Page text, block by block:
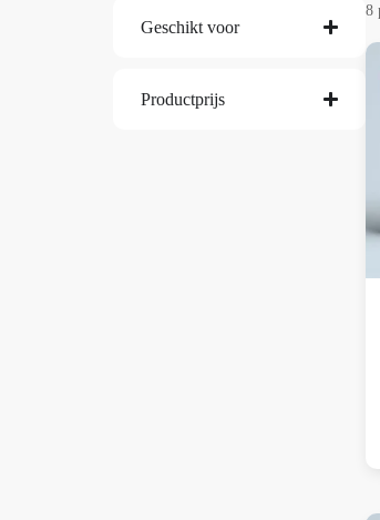
Geschikt voor
Productprijs
8